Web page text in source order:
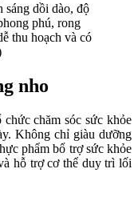
sáng dồi dào, độ
phú, rong
thu hoạch và có
nho
chăm sóc sức khỏe
Không chỉ giàu dưỡng
phẩm bổ trợ sức khỏe
hỗ trợ cơ thể duy trì lối